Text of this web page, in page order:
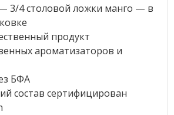
3/4 столовой ложки манго — в
продукт
ароматизаторов и
БФА
состав сертифицирован